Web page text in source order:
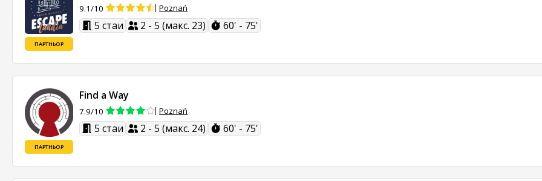
ПАРТНЬОР
9.1/10 Poznań
5 стаи 2 - 5 (макс. 23) 60' - 75'
ПАРТНЬОР
Find a Way
7.9/10 Poznań
5 стаи 2 - 5 (макс. 24) 60' - 75'